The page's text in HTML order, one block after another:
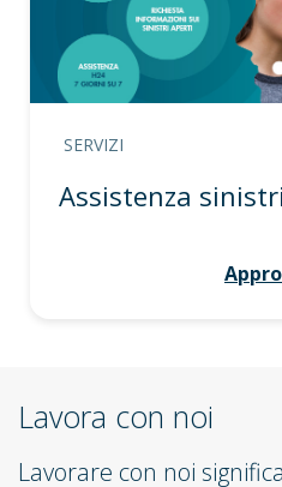
SERVIZI
Assistenza sinistri
Lavora con noi
Lavorare con noi